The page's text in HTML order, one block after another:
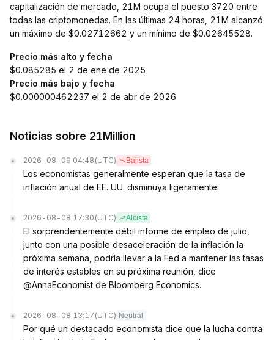
capitalización de mercado, 21M ocupa el puesto 3720 entre
todas las criptomonedas. En las últimas 24 horas, 21M alcanzó
un máximo de $0.02712662 y un mínimo de $0.02645528.
Precio más alto y fecha
$0.085285 el 2 de ene de 2025
Precio más bajo y fecha
$0.000000462237 el 2 de abr de 2026
Noticias sobre 21Million
2026-08-09 04:48 (UTC) Bajista
Los economistas generalmente esperan que la tasa de
inflación anual de EE. UU. disminuya ligeramente.
2026-08-08 17:30 (UTC) Alcista
El sorprendentemente débil informe de empleo de julio,
junto con una posible desaceleración de la inflación la
próxima semana, podría llevar a la Fed a mantener las tasas
de interés estables en su próxima reunión, dice
@AnnaEconomist de Bloomberg Economics.
2026-08-08 13:17 (UTC) Neutral
Por qué un destacado economista dice que la lucha contra